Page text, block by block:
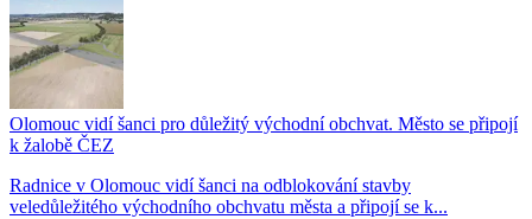
Olomouc vidí šanci pro důležitý východní obchvat. Město se připojí
k žalobě ČEZ
Radnice v Olomouc vidí šanci na odblokování stavby
veledůležitého východního obchvatu města a připojí se k...